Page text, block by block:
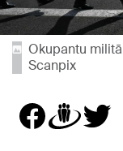
Okupantu
Scanpix